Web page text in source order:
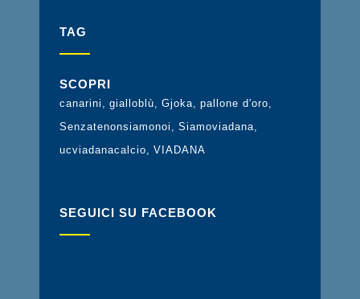
TAG
SCOPRI
canarini gialloblù Gjoka pallone d'oro
Senzatenonsiamonoi
Siamoviadana
ucviadanacalcio
VIADANA
SEGUICI SU FACEBOOK